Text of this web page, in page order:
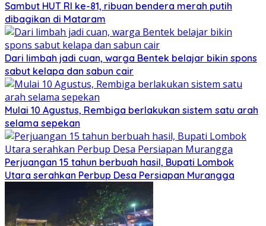
Sambut HUT RI ke-81, ribuan bendera merah putih
dibagikan di Mataram
Dari limbah jadi cuan, warga Bentek belajar bikin spons
sabut kelapa dan sabun cair
Mulai 10 Agustus, Rembiga berlakukan sistem satu arah
selama sepekan
Perjuangan 15 tahun berbuah hasil, Bupati Lombok
Utara serahkan Perbup Desa Persiapan Murangga